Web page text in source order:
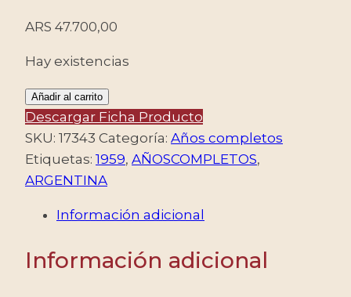
ARS 47.700,00
Hay existencias
ARGENTINA
-
1959
AÑO
COMPLETO
SELLOS
Añadir al carrito
Descargar Ficha Producto
SKU: 17343 Categoría: Años completos
Etiquetas: 1959, AÑOSCOMPLETOS,
ARGENTINA
Información adicional
Información adicional